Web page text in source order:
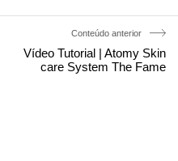
Conteúdo anterior
Vídeo Tutorial | Atomy Skin
care System The Fame